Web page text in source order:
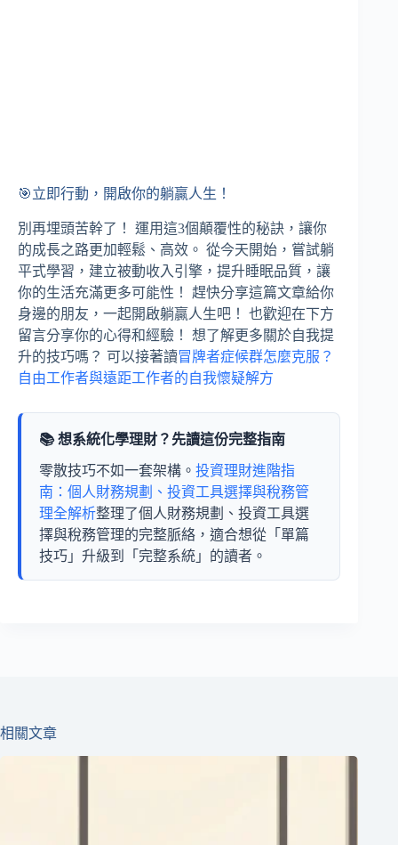
🎯立即行動，開啟你的躺贏人生！
別再埋頭苦幹了！ 運用這3個顛覆性的秘訣，讓你
的成長之路更加輕鬆、高效。 從今天開始，嘗試躺
平式學習，建立被動收入引擎，提升睡眠品質，讓
你的生活充滿更多可能性！ 趕快分享這篇文章給你
身邊的朋友，一起開啟躺贏人生吧！ 也歡迎在下方
留言分享你的心得和經驗！ 想了解更多關於自我提
升的技巧嗎？ 可以接著讀冒牌者症候群怎麼克服？
自由工作者與遠距工作者的自我懷疑解方
📚 想系統化學理財？先讀這份完整指南
零散技巧不如一套架構。 投資理財進階指
南：個人財務規劃、投資工具選擇與稅務管
理全解析整理了個人財務規劃、投資工具選
擇與稅務管理的完整脈絡，適合想從「單篇
技巧」升級到「完整系統」的讀者。
相關文章